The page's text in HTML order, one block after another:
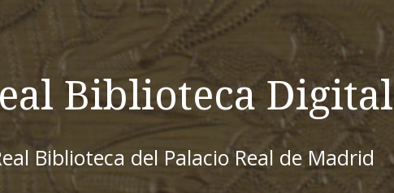
Biblioteca Digital
Biblioteca del Palacio Real de Madrid